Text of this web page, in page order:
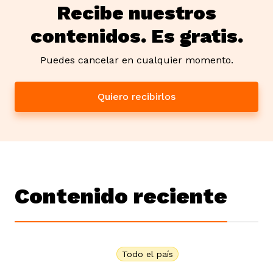
Recibe nuestros
contenidos. Es gratis.
Puedes cancelar en cualquier momento.
Quiero recibirlos
Contenido reciente
Todo el país